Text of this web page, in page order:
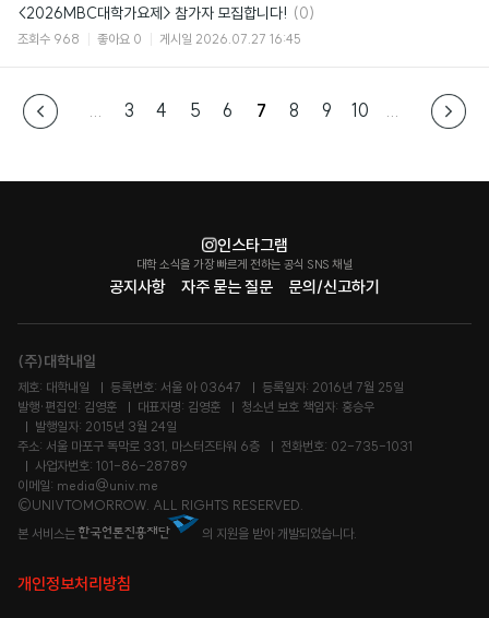
<2026MBC대학가요제> 참가자 모집합니다! 댓
글
(0)
조회수 968 좋아요 0 게시일 2026.07.27 16:45
... 3 4 5 6 7 8 9 10 ...
공지사항 자주 묻는 질문 문의/신고하기
인스타그램
대학 소식을 가장 빠르게 전하는 공식 SNS 채널
(주)대학내일
제호: 대학내일 등록번호: 서울 아 03647
등록일자: 2016년 7월 25일
발행·편집인: 김영훈
대표자명: 김영훈
청소년 보호 책임자: 홍승우
발행일자: 2015년 3월 24일
주소: 서울 마포구 독막로 331, 마스터즈타워 6층
전화번호: 02-735-1031
사업자번호: 101-86-28789
이메일: media@univ.me
©UNIVTOMORROW. ALL RIGHTS RESERVED.
본 서비스는
의 지원을 받아 개발되었습니다.
개인정보처리방침